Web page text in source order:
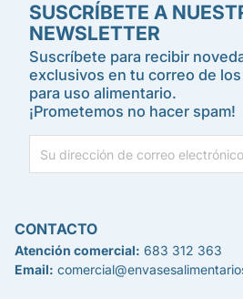
SUSCRÍBETE A
NEWSLETTER
Suscríbete para recibir
exclusivos en tu correo de
para uso alimentario.
¡Prometemos no hacer spam!
CONTACTO
Atención comercial: 683 312 363
Email: